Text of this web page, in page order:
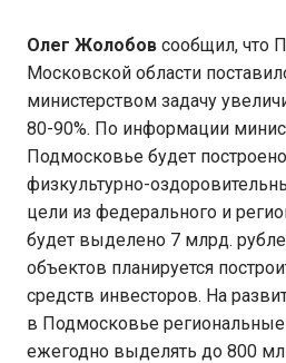
Олег Жолобов сообщил, что
Московской области
министерством задачу
80-90%. По информации
Подмосковье будет
физкультурно-
цели из федерального и
будет выделено 7 млрд.
объектов планируется
средств инвесторов. На
в Подмосковье
ежегодно выделять до 800